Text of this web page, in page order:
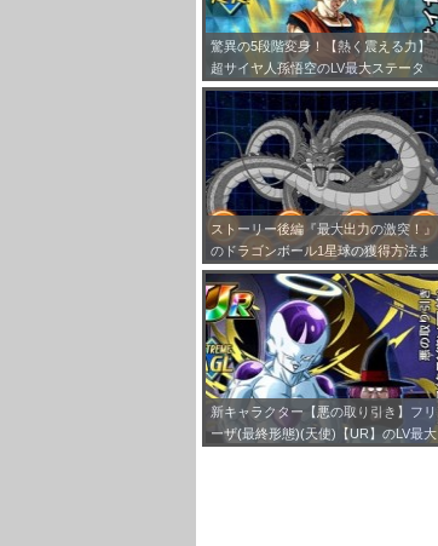
驚異の5段階変身！【熱く震える力】
超サイヤ人孫悟空のLV最大ステータ
ス！
ストーリー後編『最大出力の激突！』
のドラゴンボール1星球の獲得方法ま
とめ！
新キャラクター【悪の取り引き】フリ
ーザ(最終形態)(天使)【UR】のLV最大